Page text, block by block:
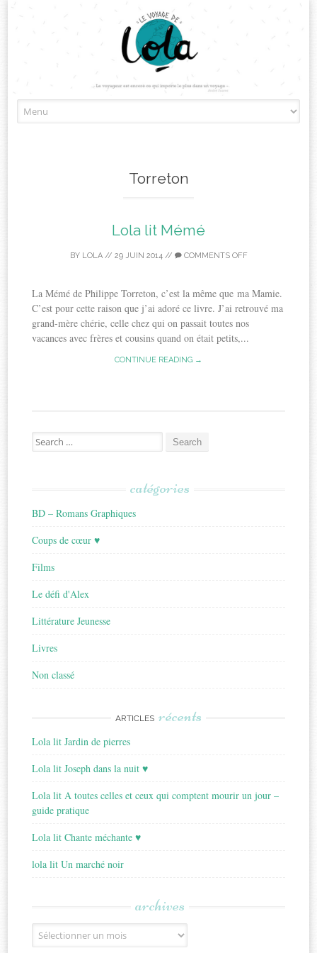
to
Torreton
Lola lit Mémé
BY LOLA// 29 JUIN 2014// COMMENTS OFF
La Mémé de Philippe Torreton, c’est la même que ma Mamie.
C’est pour cette raison que j’ai adoré ce livre. J’ai retrouvé ma
grand-mère chérie, celle chez qui on passait toutes nos
vacances avec frères et cousins quand on était petits,...
CONTINUE READING →
Search
for:
catégories
BD – Romans Graphiques
Coups de cœur ♥
Films
Le défi d'Alex
Littérature Jeunesse
Livres
Non classé
ARTICLES récents
Lola lit Jardin de pierres
Lola lit Joseph dans la nuit ♥
Lola lit A toutes celles et ceux qui comptent mourir un jour –
guide pratique
Lola lit Chante méchante ♥
lola lit Un marché noir
archives
Archives